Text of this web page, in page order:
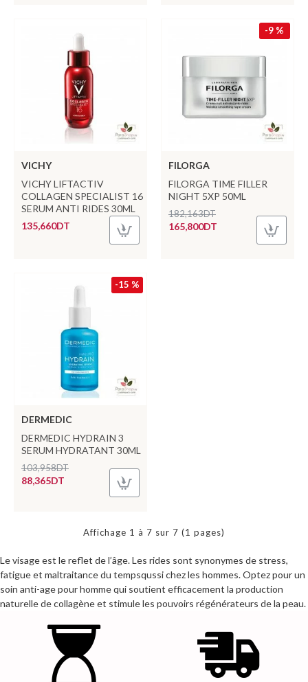
VICHY
VICHY LIFTACTIV
COLLAGEN SPECIALIST 16
SERUM ANTI RIDES 30ML
135,660DT
-9 %
FILORGA
FILORGA TIME FILLER
NIGHT 5XP 50ML
165,800DT
182,163DT
-15 %
DERMEDIC
DERMEDIC HYDRAIN 3
SERUM HYDRATANT 30ML
88,365DT
103,958DT
Affichage 1 à 7 sur 7 (1 pages)
Le visage est le reflet de l’âge. Les rides sont synonymes de stress,
fatigue et maltraitance du tempsqussi chez les hommes. Optez pour un
soin anti-age pour homme qui soutient efficacement la production
naturelle de collagène et stimule les pouvoirs régénérateurs de la peau.